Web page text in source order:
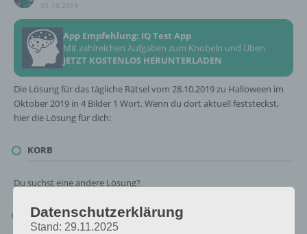
01.10.2019
App Empfehlung: IQ Test App
Mit zahlreichen Aufgaben zum Knobeln und Üben
JETZT KOSTENLOS HERUNTERLADEN
Die Lösung für das tägliche Rätsel vom 28.10.2019 zu Halloween im
Oktober 2019 in 4 Bilder 1 Wort. Wenn du dort aktuell feststeckst,
hier die Lösung für dich:
KORB
Du suchst eine andere Lösung?
Tägliches BONUS Rätsel:Zur Lösung vom 28.10.2019
Datenschutzerklärung
Stand: 29.11.2025